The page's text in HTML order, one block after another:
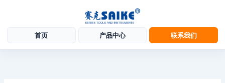
首页 产品中心 联系我们